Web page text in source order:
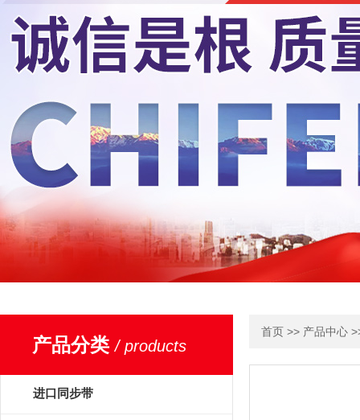
产品分类/ products
进口同步带
首页 >> 产品中心